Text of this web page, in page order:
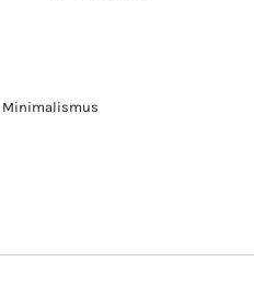
Minimalismus